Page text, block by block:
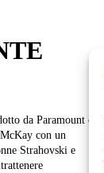
da Paramount e
con un
Strahovski e